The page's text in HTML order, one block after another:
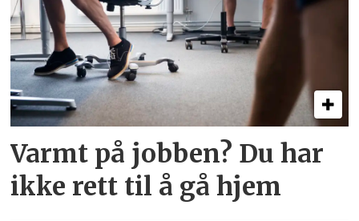
Varmt på jobben? Du har
ikke rett til å gå hjem